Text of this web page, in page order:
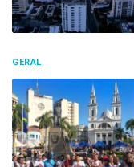
GERAL